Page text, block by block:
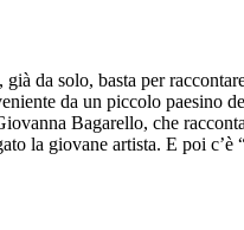
da solo, basta per
da un piccolo paesino
Bagarello, che
la giovane artista. E poi